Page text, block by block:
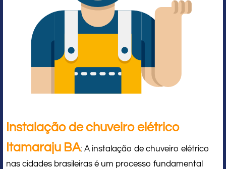
Instalação de chuveiro elétrico
Itamaraju BA: A instalação de chuveiro elétrico
nas cidades brasileiras é um processo fundamental